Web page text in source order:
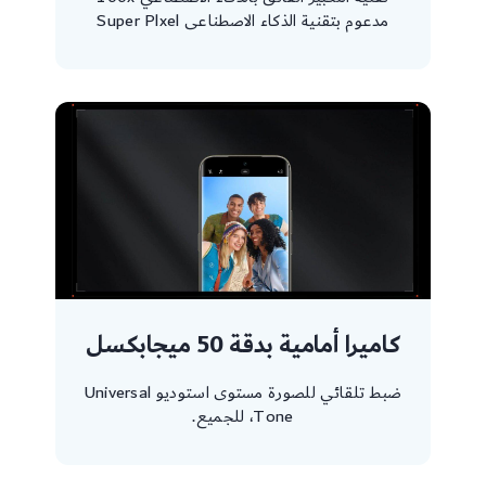
مدعوم بتقنية الذكاء الاصطناعى Super Plxel
كاميرا أمامية بدقة 50 ميجابكسل
ضبط تلقائي للصورة مستوى استوديو Universal
Tone، للجميع.